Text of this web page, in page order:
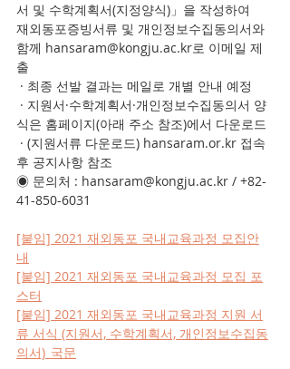
서 및 수학계획서(지정양식)」을 작성하여
재외동포증빙서류 및 개인정보수집동의서와
함께 hansaram@kongju.ac.kr로 이메일 제
출
· 최종 선발 결과는 메일로 개별 안내 예정
식은 홈페이지(아래 주소 참조)에서 다운로드
후 공지사항 참조
◉ 문의처 : hansaram@kongju.ac.kr / +82-
41-850-6031
[붙임] 2021 재외동포 국내교육과정 모집안
내
[붙임] 2021 재외동포 국내교육과정 모집 포
스터
[붙임] 2021 재외동포 국내교육과정 지원 서
류 서식 (지원서, 수학계획서, 개인정보수집동
의서)_국문